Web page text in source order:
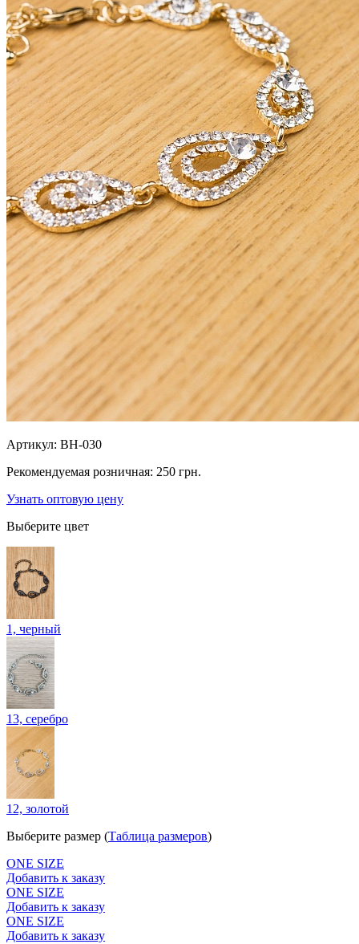
Артикул: BH-030
Рекомендуемая розничная: 250 грн.
Узнать оптовую цену
Выберите цвет
1, черный
13, серебро
12, золотой
Выберите размер (Таблица размеров)
ONE SIZE
Добавить к заказу
ONE SIZE
Добавить к заказу
ONE SIZE
Добавить к заказу